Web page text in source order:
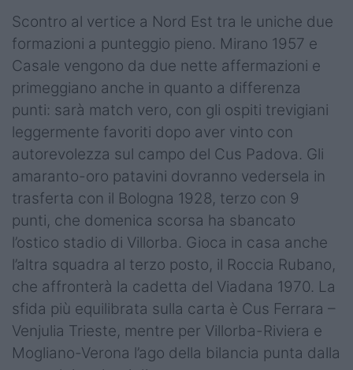
Scontro al vertice a Nord Est tra le uniche due
formazioni a punteggio pieno. Mirano 1957 e
Casale vengono da due nette affermazioni e
primeggiano anche in quanto a differenza
punti: sarà match vero, con gli ospiti trevigiani
leggermente favoriti dopo aver vinto con
autorevolezza sul campo del Cus Padova. Gli
amaranto-oro patavini dovranno vedersela in
trasferta con il Bologna 1928, terzo con 9
punti, che domenica scorsa ha sbancato
l’ostico stadio di Villorba. Gioca in casa anche
l’altra squadra al terzo posto, il Roccia Rubano,
che affronterà la cadetta del Viadana 1970. La
sfida più equilibrata sulla carta è Cus Ferrara –
Venjulia Trieste, mentre per Villorba-Riviera e
Mogliano-Verona l’ago della bilancia punta dalla